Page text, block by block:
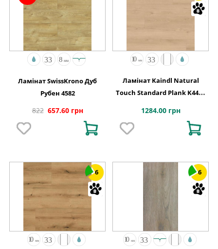
Ламінат SwissKrono Дуб
Рубен 4582
822 657.60 грн
Ламінат Kaindl Natural
Touch Standard Plank K4423
1284.00 грн
6 6